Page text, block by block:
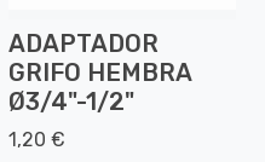
ADAPTADOR
GRIFO HEMBRA
Ø3/4"-1/2"
1,20 €